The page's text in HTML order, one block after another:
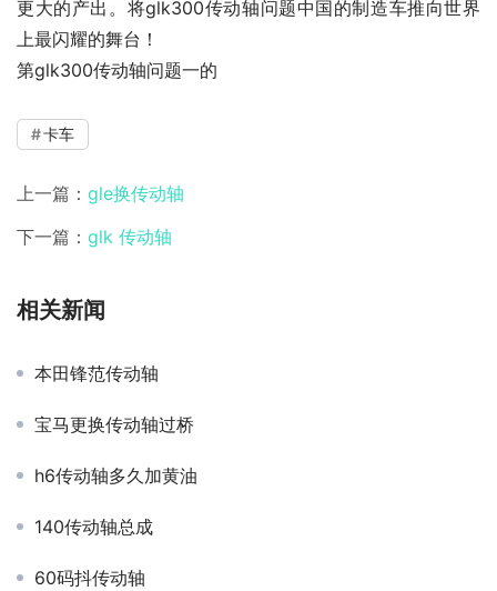
更大的产出。将glk300传动轴问题中国的制造车推向世界
上最闪耀的舞台！
第glk300传动轴问题一的
卡车
上一篇： gle换传动轴
下一篇： glk 传动轴
相关新闻
本田锋范传动轴
宝马更换传动轴过桥
h6传动轴多久加黄油
140传动轴总成
60码抖传动轴